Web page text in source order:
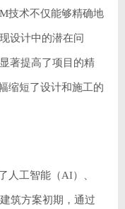
技术不仅能够精确地
设计中的潜在问
著提高了项目的精
缩短了设计和施工的
人工智能（AI）、
筑方案初期，通过